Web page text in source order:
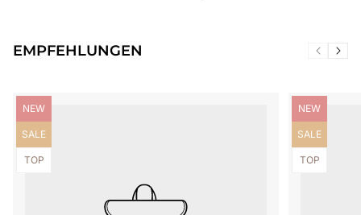
EMPFEHLUNGEN
Produktbezeichnung:
NEW
Produktbezeichnung:
SALE
Produktbezeichnung:
TOP
NEW
SALE
TOP